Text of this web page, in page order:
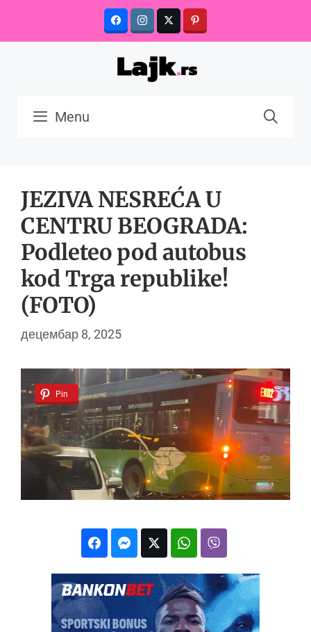
content
Menu
JEZIVA NESREĆA U
CENTRU BEOGRADA:
Podleteo pod autobus
kod Trga republike!
(FOTO)
децембар 8, 2025
Pin